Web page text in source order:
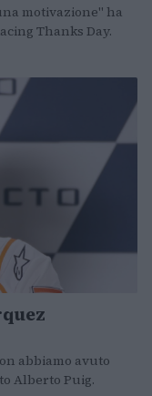
motivazione" ha
Thanks Day.
abbiamo avuto
Alberto Puig.